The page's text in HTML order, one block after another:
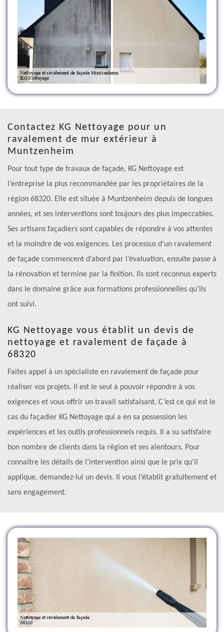
Contactez KG Nettoyage pour un
ravalement de mur extérieur à
Muntzenheim
Pour tout type de travaux de façade, KG Nettoyage est
l’entreprise la plus recommandée par les propriétaires de la
région 68320. Elle est située à Muntzenheim depuis de longues
années, et ses interventions sont toujours des plus impeccables.
Ses artisans façadiers sont capables de répondre à vos attentes
et la moindre de vos exigences. Les processus d’un ravalement
de façade commencent d’abord par l’évaluation, ensuite passe à
la rénovation et termine par la finition. Ils sont reconnus experts
dans le domaine grâce aux formations professionnelles qu’ils
ont suivi.
KG Nettoyage vous établit un devis de
nettoyage et ravalement de façade à
68320
Faites appel à un spécialiste en ravalement de façade pour
réaliser vos projets. Il est le seul à pouvoir répondre à vos
exigences et vous offrir un travail satisfaisant. C’est ce qui est le
cas du façadier KG Nettoyage qui a en sa possession les
expériences et les outils professionnels requis. Il a su satisfaire
bon nombre de clients dans la région et ses alentours. Pour
connaitre les détails de l’intervention ainsi que le prix qu’il
applique, demandez-lui un devis. Il vous l’établit gratuitement et
sans engagement.